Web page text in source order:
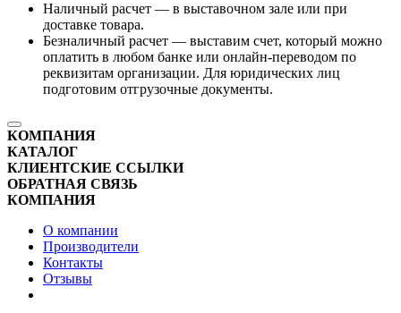
Наличный расчет — в выставочном зале или при
доставке товара.
Безналичный расчет — выставим счет, который можно
оплатить в любом банке или онлайн-переводом по
реквизитам организации. Для юридических лиц
подготовим отгрузочные документы.
КОМПАНИЯ
КАТАЛОГ
КЛИЕНТСКИЕ ССЫЛКИ
ОБРАТНАЯ СВЯЗЬ
КОМПАНИЯ
О компании
Производители
Контакты
Отзывы